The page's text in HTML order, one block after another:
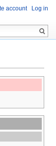
account Log in